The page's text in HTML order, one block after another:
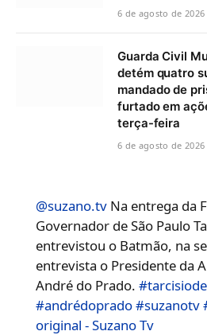
6 de agosto de 2026
Guarda Civil
detém quatro
mandado de
furtado em
terça-feira
6 de agosto de 2026
@suzano.tv Na entrega da
Governador de São Paulo
entrevistou o Batmão, na
entrevista o Presidente da
André do Prado.
#andrédoprado#suzanotv
original - Suzano Tv